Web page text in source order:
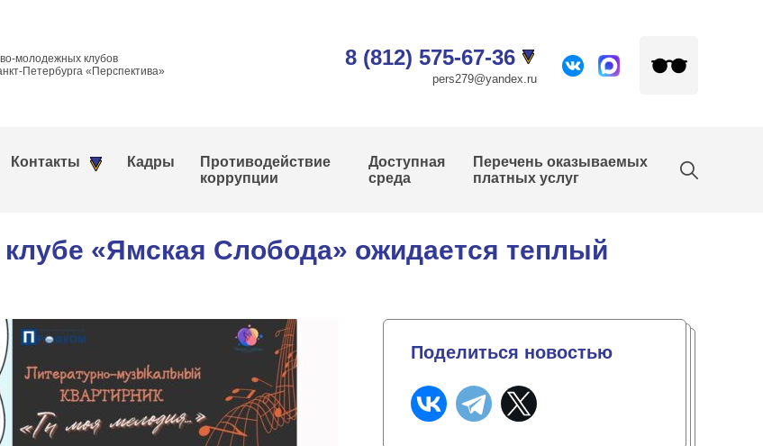
молодежных клубов
Петербурга «Перспектива»
8 (812) 575-67-36
pers279@yandex.ru
Контакты Кадры
Противодействие
коррупции
Доступная
среда
Перечень оказываемых
платных услуг
«Ямская Слобода» ожидается теплый
Поделиться новостью